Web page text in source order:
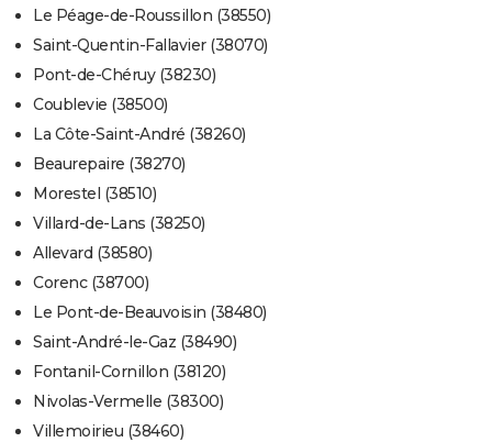
Le Péage-de-Roussillon (38550)
Saint-Quentin-Fallavier (38070)
Pont-de-Chéruy (38230)
Coublevie (38500)
La Côte-Saint-André (38260)
Beaurepaire (38270)
Morestel (38510)
Villard-de-Lans (38250)
Allevard (38580)
Corenc (38700)
Le Pont-de-Beauvoisin (38480)
Saint-André-le-Gaz (38490)
Fontanil-Cornillon (38120)
Nivolas-Vermelle (38300)
Villemoirieu (38460)